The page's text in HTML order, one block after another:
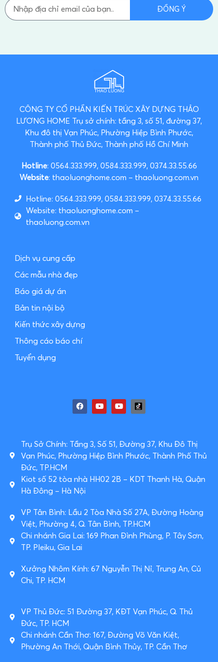
ĐỒNG Ý
CÔNG TY CỔ PHẦN KIẾN TRÚC XÂY DỰNG THẢO
LƯƠNG HOME Trụ sở chính: tầng 3, số 51, đường 37,
Khu đô thị Vạn Phúc, Phường Hiệp Bình Phước,
Thành phố Thủ Đức, Thành phố Hồ Chí Minh
Hotline: 0564.333.999, 0584.333.999, 0374.33.55.66
Website: thaoluonghome.com – thaoluong.com.vn
Hotline: 0564.333.999, 0584.333.999, 0374.33.55.66
Website: thaoluonghome.com –
thaoluong.com.vn
Dịch vụ cung cấp
Các mẫu nhà đẹp
Báo giá dự án
Bản tin nội bộ
Kiến thức xây dựng
Thông cáo báo chí
Tuyển dụng
Trụ Sở Chính: Tầng 3, Số 51, Đường 37, Khu Đô Thị
Vạn Phúc, Phường Hiệp Bình Phước, Thành Phố Thủ
Đức, TP.HCM
Kiot số 52 tòa nhà HH02 2B – KDT Thanh Hà, Quận
Hà Đông – Hà Nội
VP Tân Bình: Lầu 2 Tòa Nhà Số 27A, Đường Hoàng
Việt, Phường 4, Q. Tân Bình, TP.HCM
Chi nhánh Gia Lai: 169 Phan Đình Phùng, P. Tây Sơn,
TP. Pleiku, Gia Lai
Xưởng Nhôm Kính: 67 Nguyễn Thị Nỉ, Trung An, Củ
Chi, TP. HCM
VP Thủ Đức: 51 Đường 37, KĐT Vạn Phúc, Q. Thủ
Đức, TP. HCM
Chi nhánh Cần Thơ: 167, Đường Võ Văn Kiệt,
Phường An Thới, Quận Bình Thủy, TP. Cần Thơ